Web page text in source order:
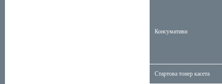
Консумативи
Стартова тонер касета